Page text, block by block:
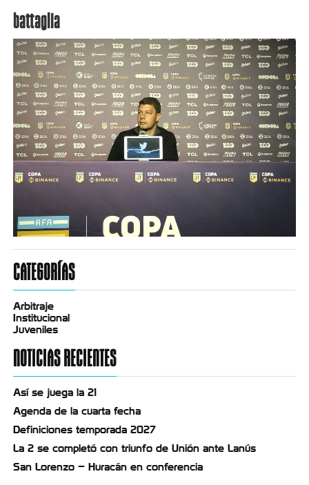
battaglia
CATEGORÍAS
Arbitraje
Institucional
Juveniles
NOTICIAS RECIENTES
Así se juega la 21
Agenda de la cuarta fecha
Definiciones temporada 2027
La 2 se completó con triunfo de Unión ante Lanús
San Lorenzo – Huracán en conferencia